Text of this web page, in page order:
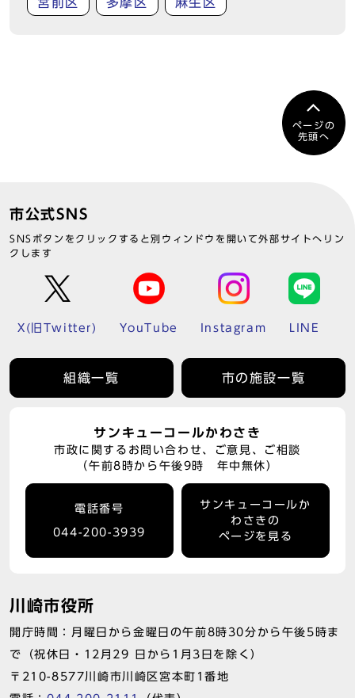
ページの
先頭へ
市公式SNS
SNSボタンをクリックすると別ウィンドウを開いて外部サイトへリン
クします
X(旧Twitter) YouTube Instagram LINE
組織一覧 市の施設一覧
サンキューコールかわさき
市政に関するお問い合わせ、ご意見、ご相談
（午前8時から午後9時 年中無休）
電話番号
044-200-3939
サンキューコールか
わさきの
ページを見る
川崎市役所
開庁時間：月曜日から金曜日の午前8時30分から午後5時ま
で（祝休日・12月29 日から1月3日を除く）
〒210-8577川崎市川崎区宮本町1番地